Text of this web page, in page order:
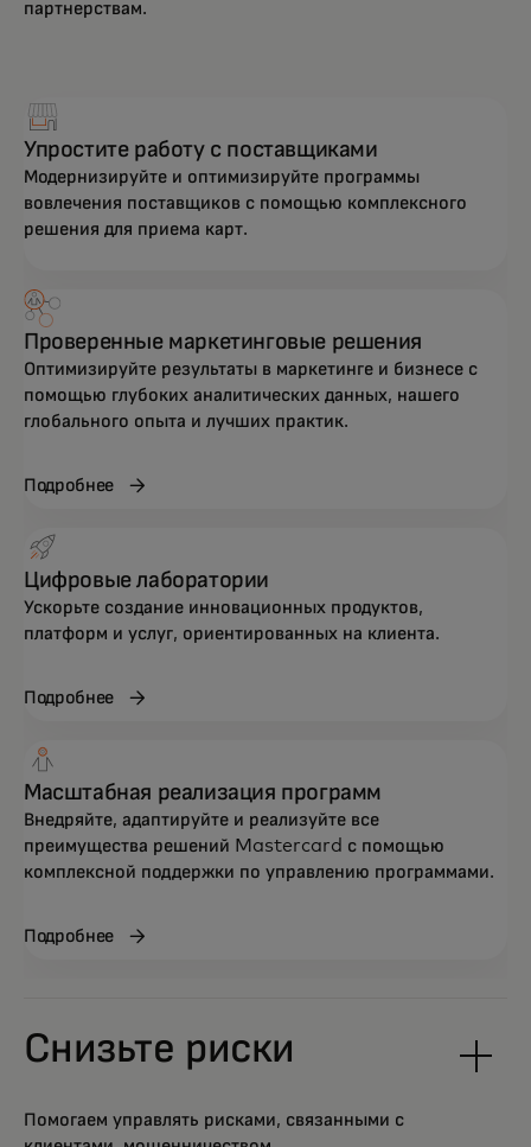
партнерствам.
Упростите работу с поставщиками
Модернизируйте и оптимизируйте программы
вовлечения поставщиков с помощью комплексного
решения для приема карт.
Проверенные маркетинговые решения
Оптимизируйте результаты в маркетинге и бизнесе с
помощью глубоких аналитических данных, нашего
глобального опыта и лучших практик.
Подробнее
Цифровые лаборатории
Ускорьте создание инновационных продуктов,
платформ и услуг, ориентированных на клиента.
Подробнее
Масштабная реализация программ
Внедряйте, адаптируйте и реализуйте все
преимущества решений Mastercard с помощью
комплексной поддержки по управлению программами.
Подробнее
Снизьте риски
Помогаем управлять рисками, связанными с